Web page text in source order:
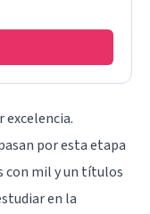
excelencia.
por esta etapa
con mil y un títulos
en la